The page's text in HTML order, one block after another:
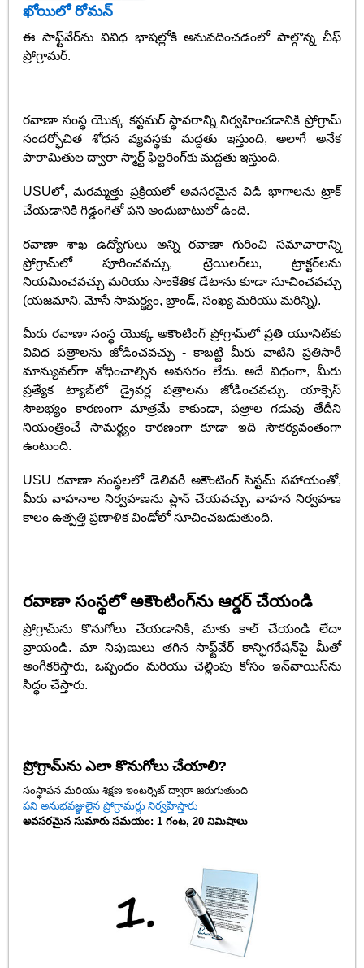
ఖోయిలో రోమన్
ఈ సాఫ్ట్‌వేర్‌ను వివిధ భాషల్లోకి అనువదించడంలో పాల్గొన్న చీఫ్
ప్రోగ్రామర్.
రవాణా సంస్థ యొక్క కస్టమర్ స్థావరాన్ని నిర్వహించడానికి ప్రోగ్రామ్
సందర్భోచిత శోధన వ్యవస్థకు మద్దతు ఇస్తుంది, అలాగే అనేక
పారామితుల ద్వారా స్మార్ట్ ఫిల్టరింగ్‌కు మద్దతు ఇస్తుంది.
USUలో, మరమ్మత్తు ప్రక్రియలో అవసరమైన విడి భాగాలను ట్రాక్
చేయడానికి గిడ్డంగితో పని అందుబాటులో ఉంది.
రవాణా శాఖ ఉద్యోగులు అన్ని రవాణా గురించి సమాచారాన్ని
ప్రోగ్రామ్‌లో పూరించవచ్చు, ట్రెయిలర్‌లు, ట్రాక్టర్‌లను
నియమించవచ్చు మరియు సాంకేతిక డేటాను కూడా సూచించవచ్చు
(యజమాని, మోసే సామర్థ్యం, బ్రాండ్, సంఖ్య మరియు మరిన్ని).
మీరు రవాణా సంస్థ యొక్క అకౌంటింగ్ ప్రోగ్రామ్‌లో ప్రతి యూనిట్‌కు
వివిధ పత్రాలను జోడించవచ్చు - కాబట్టి మీరు వాటిని ప్రతిసారీ
మాన్యువల్‌గా శోధించాల్సిన అవసరం లేదు. అదే విధంగా, మీరు
ప్రత్యేక ట్యాబ్‌లో డ్రైవర్ల పత్రాలను జోడించవచ్చు. యాక్సెస్
సౌలభ్యం కారణంగా మాత్రమే కాకుండా, పత్రాల గడువు తేదీని
నియంత్రించే సామర్థ్యం కారణంగా కూడా ఇది సౌకర్యవంతంగా
ఉంటుంది.
USU రవాణా సంస్థలలో డెలివరీ అకౌంటింగ్ సిస్టమ్ సహాయంతో,
మీరు వాహనాల నిర్వహణను ప్లాన్ చేయవచ్చు. వాహన నిర్వహణ
కాలం ఉత్పత్తి ప్రణాళిక విండోలో సూచించబడుతుంది.
రవాణా సంస్థలో అకౌంటింగ్‌ను ఆర్డర్ చేయండి
ప్రోగ్రామ్‌ను కొనుగోలు చేయడానికి, మాకు కాల్ చేయండి లేదా
వ్రాయండి. మా నిపుణులు తగిన సాఫ్ట్‌వేర్ కాన్ఫిగరేషన్‌పై మీతో
అంగీకరిస్తారు, ఒప్పందం మరియు చెల్లింపు కోసం ఇన్‌వాయిస్‌ను
సిద్ధం చేస్తారు.
ప్రోగ్రామ్‌ను ఎలా కొనుగోలు చేయాలి?
సంస్థాపన మరియు శిక్షణ ఇంటర్నెట్ ద్వారా జరుగుతుంది
పని అనుభవజ్ఞులైన ప్రోగ్రామర్లు నిర్వహిస్తారు
అవసరమైన సుమారు సమయం: 1 గంట, 20 నిమిషాలు